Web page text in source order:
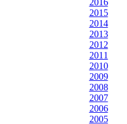
2016
2015
2014
2013
2012
2011
2010
2009
2008
2007
2006
2005